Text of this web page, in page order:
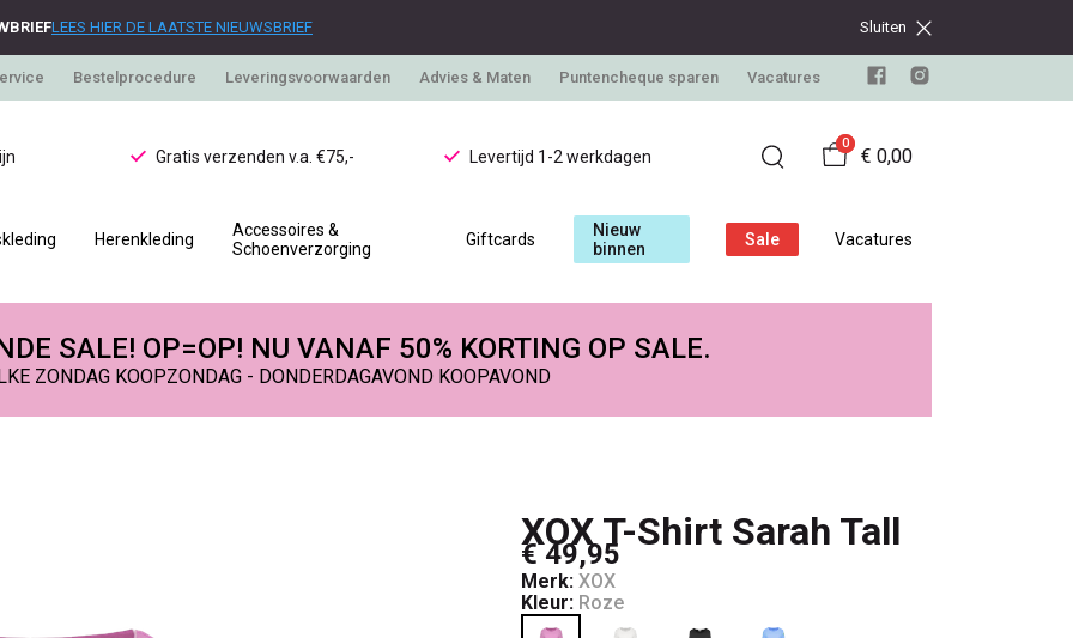
LEES HIER DE LAATSTE NIEUWSBRIEF Sluiten
Bestelprocedure Leveringsvoorwaarden Advies & Maten Puntencheque sparen Vacatures
Gratis verzenden v.a. €75,- Levertijd 1-2 werkdagen
0
€ 0,00
Herenkleding
Accessoires &
Schoenverzorging
Giftcards
Nieuw
binnen
Sale Vacatures
SALE! OP=OP! NU VANAF 50% KORTING OP SALE.
ZONDAG KOOPZONDAG - DONDERDAGAVOND KOOPAVOND
XOX T-Shirt Sarah Tall
€ 49,95
Merk: XOX
Kleur: Roze